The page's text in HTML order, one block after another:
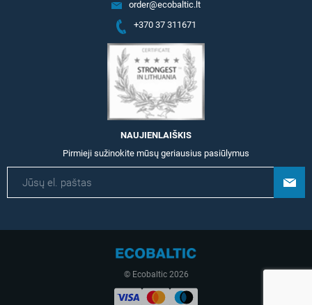
order@ecobaltic.lt
+370 37 311671
NAUJIENLAIŠKIS
Pirmieji sužinokite mūsų geriausius pasiūlymus
© Ecobaltic 2026